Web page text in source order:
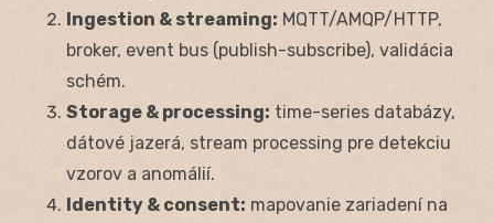
Ingestion & streaming: MQTT/AMQP/HTTP,
broker, event bus (publish-subscribe), validácia
schém.
Storage & processing: time-series databázy,
dátové jazerá, stream processing pre detekciu
vzorov a anomálií.
Identity & consent: mapovanie zariadení na